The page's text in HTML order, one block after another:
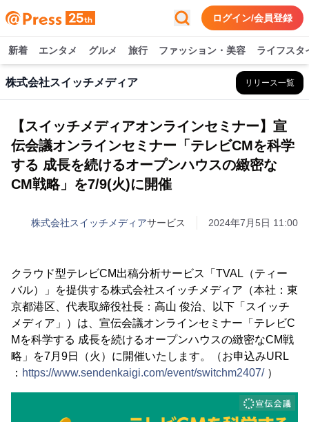
ログイン/会員登録
新着 エンタメ グルメ 旅行 ファッション・美容 ライフスタ
株式会社スイッチメディア リリース一覧
【スイッチメディアオンラインセミナー】宣
伝会議オンラインセミナー「テレビCMを科学
する 成長を続けるオープンハウスの緻密な
CM戦略」を7/9(火)に開催
株式会社スイッチメディアサービス 2024年7月5日 11:00
クラウド型テレビCM出稿分析サービス「TVAL（ティー
バル）」を提供する株式会社スイッチメディア（本社：東
京都港区、代表取締役社長：高山 俊治、以下「スイッチ
メディア」）は、宣伝会議オンラインセミナー「テレビC
Mを科学する 成長を続けるオープンハウスの緻密なCM戦
略」を7月9日（火）に開催いたします。（お申込みURL
： https://www.sendenkaigi.com/event/switchm2407/）